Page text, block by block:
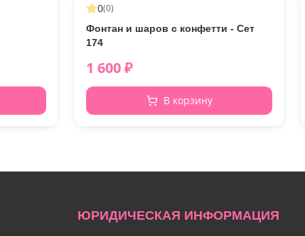
0(0)
Фонтан и шаров с конфетти - Сет
174
1 600₽
В корзину
ЮРИДИЧЕСКАЯ ИНФОРМАЦИЯ